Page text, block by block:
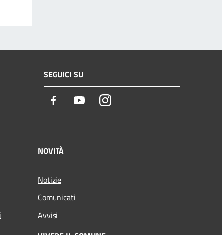
SEGUICI SU
Facebook YoutubeInstagram
NOVITÀ
Notizie
Comunicati
Avvisi